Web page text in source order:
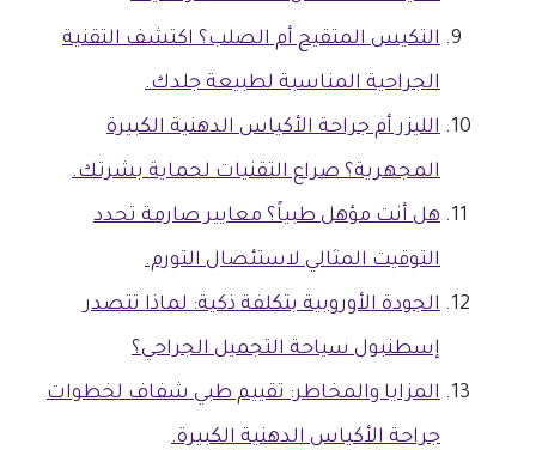
التكيس المتقيح أم الصلب؟ اكتشف التقنية
الجراحية المناسبة لطبيعة جلدك.
الليزر أم جراحة الأكياس الدهنية الكبيرة
المجهرية؟ صراع التقنيات لحماية بشرتك.
هل أنت مؤهل طبياً؟ معايير صارمة تحدد
التوقيت المثالي لاستئصال التورم.
الجودة الأوروبية بتكلفة ذكية: لماذا تتصدر
إسطنبول سياحة التجميل الجراحي؟
المزايا والمخاطر: تقييم طبي شفاف لخطوات
جراحة الأكياس الدهنية الكبيرة.